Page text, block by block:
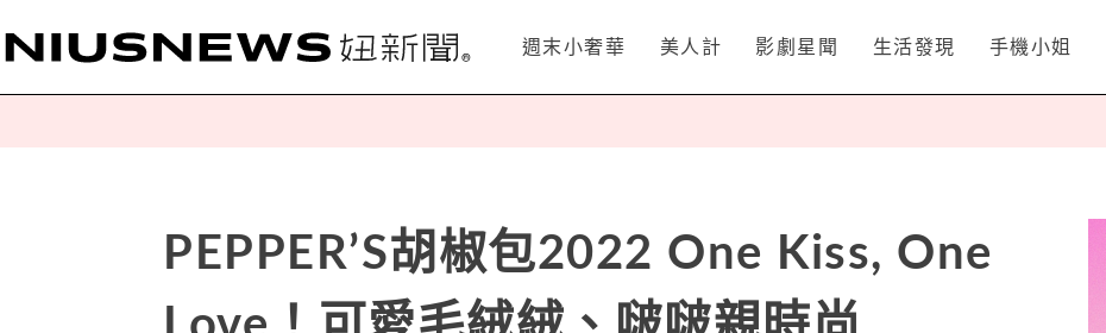
週末小奢華 美人計 影劇星聞 生活發現 手機小姐
PEPPER’S胡椒包2022 One Kiss, One